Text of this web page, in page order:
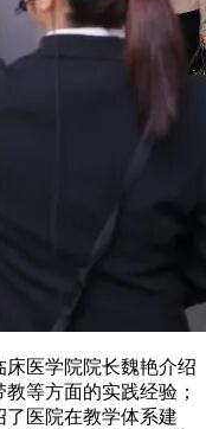
医学院院长魏艳介绍
等方面的实践经验；
医院在教学体系建